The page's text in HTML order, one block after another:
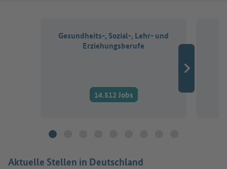
Gesundheits-, Sozial-, Lehr- und
Erziehungsberufe
14.512 Jobs
Aktuelle Stellen in Deutschland